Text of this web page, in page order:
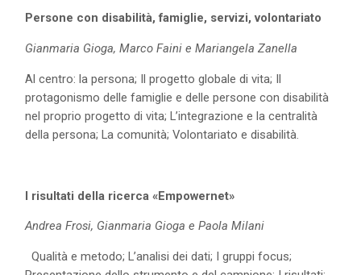
Persone con disabilità, famiglie, servizi, volontariato
Gianmaria Gioga, Marco Faini e Mariangela Zanella
Al centro: la persona; Il progetto globale di vita; Il
protagonismo delle famiglie e delle persone con disabilità
nel proprio progetto di vita; L’integrazione e la centralità
della persona; La comunità; Volontariato e disabilità.
I risultati della ricerca «Empowernet»
Andrea Frosi, Gianmaria Gioga e Paola Milani
Qualità e metodo; L’analisi dei dati; I gruppi focus;